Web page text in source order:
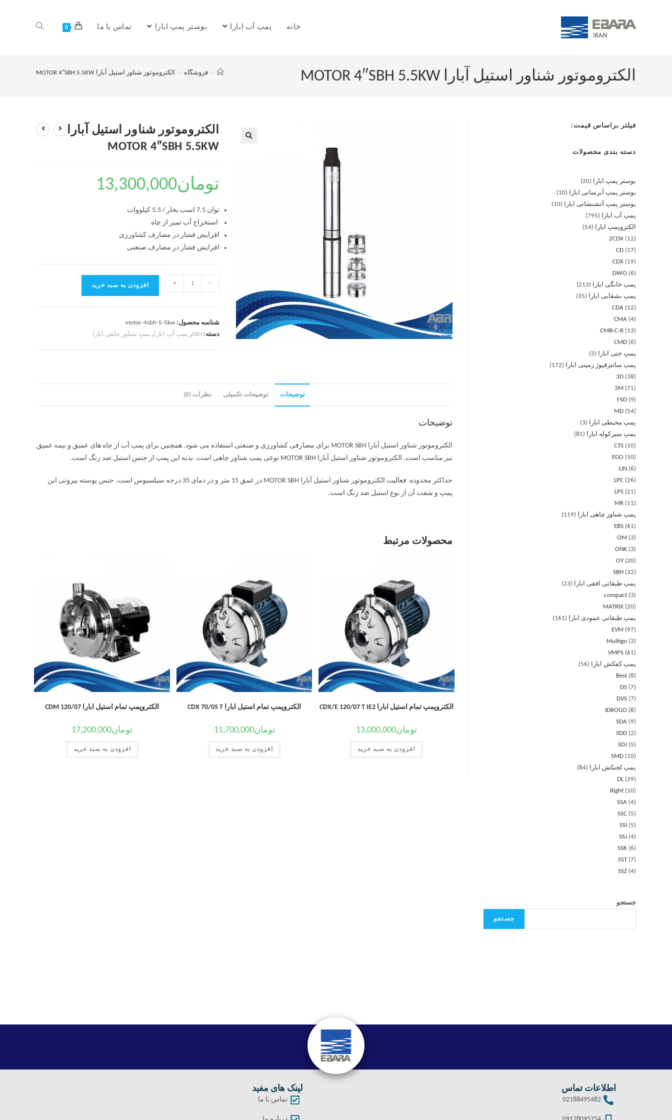
خانه پمپ آب ابارا بوستر پمپ ابارا تماس با ما 0
الکتروموتور شناور استیل آبارا MOTOR 4″SBH 5.5KW > فروشگاه > الکتروموتور شناور استیل آبارا MOTOR 4″SBH 5.5KW
الکتروموتور شناور استیل آبارا
MOTOR 4″SBH 5.5KW
تومان13,300,000
توان 7.5 اسب بخار / 5.5 کیلووات
استخراج آب تمیز از چاه
افزایش فشار در مصارف کشاورزی
افزایش فشار در مصارف صنعتی
-
+ افزودن به سبد خرید
شناسه محصول:motor-4sbh-5-5kw
دسته: SBH
, پمپ آب ابارا, پمپ شناور چاهی ابارا
توضیحات توضیحات تکمیلی نظرات (0)
توضیحات
الکتروموتور شناور استیل آبارا MOTOR SBH برای مصارفی کشاورزی و صنعتی استفاده می شود. همچنین برای پمپ آب از چاه های عمیق و نیمه عمیق
نیز مناسب است. الکتروموتور شناور استیل آبارا MOTOR SBH نوعی پمپ شناور چاهی است. بدنه این پمپ از جنس استیل ضد زنگ است.
حداکثر محدوده فعالیت الکتروموتور شناور استیل آبارا MOTOR SBH در عمق 15 متر و در دمای 35 درجه سیلسیوس است. جنس پوسته بیرونی این
پمپ و شفت آن از نوع استیل ضد زنگ است.
محصولات مرتبط
الکتروپمپ تمام استیل ابارا CDX/E 120/07 T IE2
تومان13,000,000
افزودن به سبد خرید
الکتروپمپ تمام استیل ابارا CDX 70/05 T
تومان11,700,000
افزودن به سبد خرید
الکتروپمپ تمام استیل ابارا CDM 120/07
تومان17,200,000
افزودن به سبد خرید
فیلتر براساس قیمت:
دسته بندی محصولات
بوستر پمپ ابارا
20
بوستر پمپ آبرسانی ابارا
10
بوستر پمپ آتشنشانی ابارا
10
پمپ آب ابارا
795
الکتروپمپ ابارا
54
2CDX
12
CD
17
CDX
19
DWO
6
پمپ خانگی ابارا
213
پمپ بشقابی ابارا
35
CDA
12
CMA 4
CMB-C-R
13
CMD 6
پمپ جتی ابارا
3
پمپ سانترفیوژ زمینی ابارا
172
3D 38
3M
71
FSD
9
MD
54
پمپ محیطی ابارا
3
پمپ سیرکوله ابارا
85
CTS
10
EGO
10
LIN 6
LPC 26
LPS 21
MR
11
پمپ شناور چاهی ابارا
119
EBS 61
OM
3
ONK 3
OY 20
SBH 32
پمپ طبقاتی افقی ابارا
23
compact 3
MATRIX 20
پمپ طبقاتی عمودی ابارا
161
EVM
97
Multigo 3
VMPS 61
پمپ کفکش ابارا
56
Best 8
DS 7
DVS 7
IDROGO
8
SDA
9
SDD 2
SDJ
5
SMD
10
پمپ لجنکش ابارا
84
DL 39
Right
10
SSA 4
SSC
5
SSI
5
SSJ 4
SSK 6
SST 7
SSZ 4
جستجو
جستجو
اطلاعات تماس
02188495482
لینک های مفید
تماس با ما